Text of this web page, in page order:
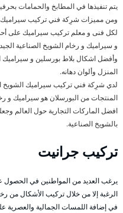
يتم تنفيذها في المطابخ والحمامات
ومن مميزات شرِكة فني تركيب سيراميك
لكل فنى و معلم تركيب سيراميك على
و سيراميك و رخام الشويخ الصناعية
وأفضل اشكال بلاط بورسلين و سيراميك
المنزل وألوان دهانه.
لدي شرِكة فني تركيب سيراميك الشويخ
المنتجات من البورسلان هو سيراميك و
افضل الماركات التجارية حول العالم
بالشويخ الصناعية.
تركيب جرانيت
يرغب العديد من المواطنين في الحصول
الرغبة إلا من خلال تركيب الأشكال من
في إضافة اللمسات الجمالية والعصرية